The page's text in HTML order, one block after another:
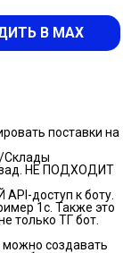
В MAX
поставки на
Склады
НЕ ПОДХОДИТ
доступ к боту.
1c. Также это
только ТГ бот.
можно создавать